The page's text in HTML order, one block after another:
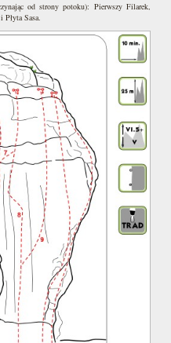
od strony potoku): Pierwszy Filarek,
Sasa.